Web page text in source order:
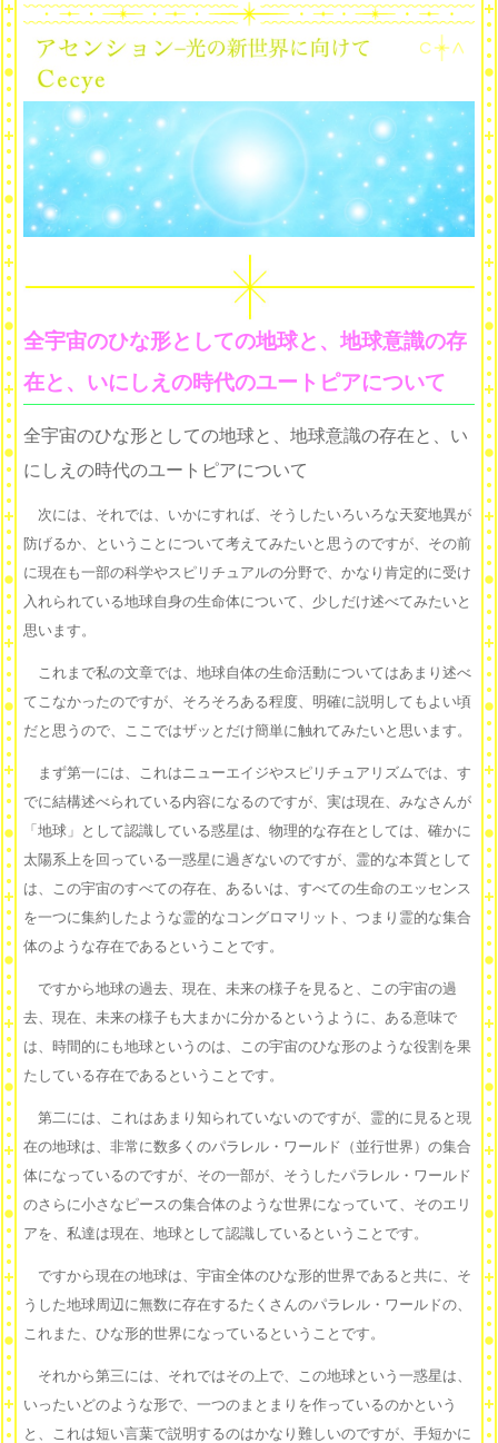
全宇宙のひな形としての地球と、地球意識の存
在と、いにしえの時代のユートピアについて
全宇宙のひな形としての地球と、地球意識の存在と、い
にしえの時代のユートピアについて
次には、それでは、いかにすれば、そうしたいろいろな天変地異が
防げるか、ということについて考えてみたいと思うのですが、その前
に現在も一部の科学やスピリチュアルの分野で、かなり肯定的に受け
入れられている地球自身の生命体について、少しだけ述べてみたいと
思います。
これまで私の文章では、地球自体の生命活動についてはあまり述べ
てこなかったのですが、そろそろある程度、明確に説明してもよい頃
だと思うので、ここではザッとだけ簡単に触れてみたいと思います。
まず第一には、これはニューエイジやスピリチュアリズムでは、す
でに結構述べられている内容になるのですが、実は現在、みなさんが
「地球」として認識している惑星は、物理的な存在としては、確かに
太陽系上を回っている一惑星に過ぎないのですが、霊的な本質として
は、この宇宙のすべての存在、あるいは、すべての生命のエッセンス
を一つに集約したような霊的なコングロマリット、つまり霊的な集合
体のような存在であるということです。
ですから地球の過去、現在、未来の様子を見ると、この宇宙の過
去、現在、未来の様子も大まかに分かるというように、ある意味で
は、時間的にも地球というのは、この宇宙のひな形のような役割を果
たしている存在であるということです。
第二には、これはあまり知られていないのですが、霊的に見ると現
在の地球は、非常に数多くのパラレル・ワールド（並行世界）の集合
体になっているのですが、その一部が、そうしたパラレル・ワールド
のさらに小さなピースの集合体のような世界になっていて、そのエリ
アを、私達は現在、地球として認識しているということです。
ですから現在の地球は、宇宙全体のひな形的世界であると共に、そ
うした地球周辺に無数に存在するたくさんのパラレル・ワールドの、
これまた、ひな形的世界になっているということです。
それから第三には、それではその上で、この地球という一惑星は、
いったいどのような形で、一つのまとまりを作っているのかという
と、これは短い言葉で説明するのはかなり難しいのですが、手短かに